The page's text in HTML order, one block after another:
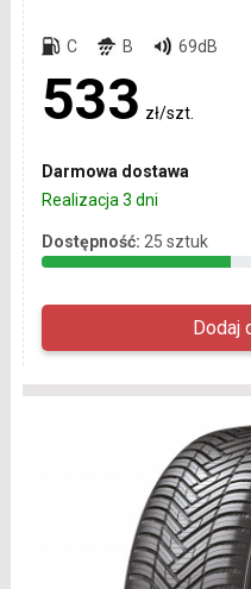
C B 69dB
533 zł/szt.
Darmowa dostawa
Realizacja 3 dni
Dostępność: 25 sztuk